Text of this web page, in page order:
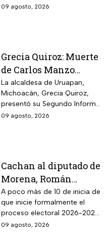
la voluntad no se puede
09 agosto, 2026
Grecia Quiroz: Muerte
de Carlos Manzo
quedará en la historia
de México
La alcaldesa de Uruapan,
Michoacán, Grecia Quiroz,
presentó su Segundo Informe
de Gobierno
09 agosto, 2026
Cachan al diputado de
Morena, Román
Cortés, entregando
periódico y dotación
de huevos: ¿Es un acto
anticipado de
A poco más de 10 de inicia de
que inicie formalmente el
proceso electoral 2026-2027,
algunos políticos ya buscan
09 agosto, 2026